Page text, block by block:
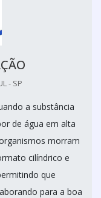
- SP
a substância
de água em alta
morram
cilíndrico e
que
para a boa